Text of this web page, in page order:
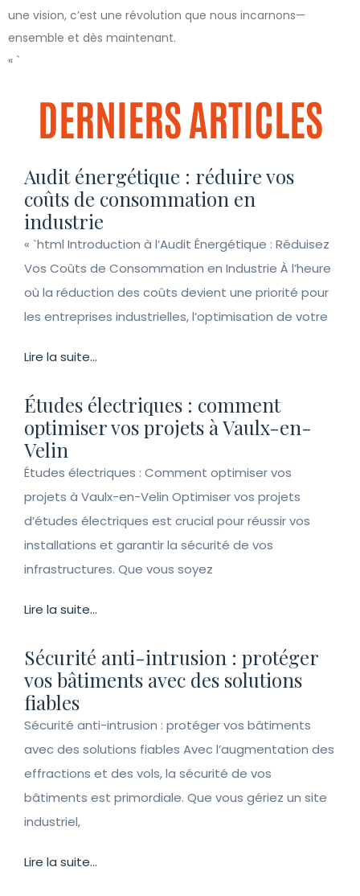
une vision, c’est une révolution que nous incarnons—
ensemble et dès maintenant.
« `
DERNIERS ARTICLES
Audit énergétique : réduire vos
coûts de consommation en
industrie
« `html Introduction à l’Audit Énergétique : Réduisez
Vos Coûts de Consommation en Industrie À l’heure
où la réduction des coûts devient une priorité pour
les entreprises industrielles, l’optimisation de votre
Lire la suite...
Études électriques : comment
optimiser vos projets à Vaulx-en-
Velin
Études électriques : Comment optimiser vos
projets à Vaulx-en-Velin Optimiser vos projets
d’études électriques est crucial pour réussir vos
installations et garantir la sécurité de vos
infrastructures. Que vous soyez
Lire la suite...
Sécurité anti-intrusion : protéger
vos bâtiments avec des solutions
fiables
Sécurité anti-intrusion : protéger vos bâtiments
avec des solutions fiables Avec l’augmentation des
effractions et des vols, la sécurité de vos
bâtiments est primordiale. Que vous gériez un site
industriel,
Lire la suite...